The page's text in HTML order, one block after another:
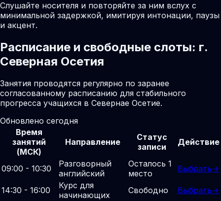
Слушайте носителя и повторяйте за ним вслух с
минимальной задержкой, имитируя интонации, паузы
и акцент.
Расписание и свободные слоты: г.
Северная Осетия
Занятия проводятся регулярно по заранее
согласованному расписанию для стабильного
прогресса учащихся в Севернае Осетие.
Обновлено сегодня
Время
занятий
(МСК)
Направление
Статус
записи
Действие
09:00 - 10:30
Разговорный
английский
Осталось 1
место
Выбрать→
14:30 - 16:00
Курс для
начинающих
Свободно Выбрать→